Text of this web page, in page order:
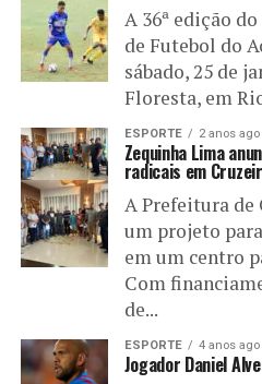
A 36ª edição
de Futebol do
sábado, 25 de
Floresta, em
ESPORTE 2 anos ago
Zequinha Lima
radicais em
A Prefeitura de
um projeto
em um centro
Com
de...
ESPORTE 4 anos ago
Jogador Daniel